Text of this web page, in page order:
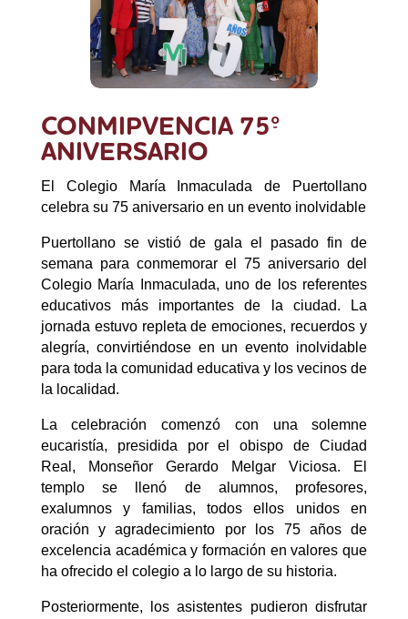
CONMIPVENCIA 75º
ANIVERSARIO
El Colegio María Inmaculada de Puertollano
celebra su 75 aniversario en un evento inolvidable
Puertollano se vistió de gala el pasado fin de
semana para conmemorar el 75 aniversario del
Colegio María Inmaculada, uno de los referentes
educativos más importantes de la ciudad. La
jornada estuvo repleta de emociones, recuerdos y
alegría, convirtiéndose en un evento inolvidable
para toda la comunidad educativa y los vecinos de
la localidad.
La celebración comenzó con una solemne
eucaristía, presidida por el obispo de Ciudad
Real, Monseñor Gerardo Melgar Viciosa. El
templo se llenó de alumnos, profesores,
exalumnos y familias, todos ellos unidos en
oración y agradecimiento por los 75 años de
excelencia académica y formación en valores que
ha ofrecido el colegio a lo largo de su historia.
Posteriormente, los asistentes pudieron disfrutar